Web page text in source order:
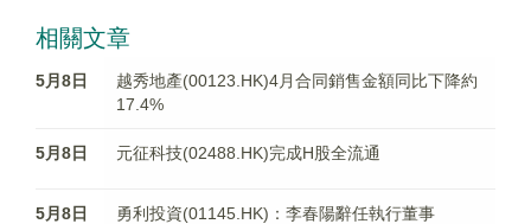
相關文章
5月8日
越秀地產(00123.HK)4月合同銷售金額同比下降約
17.4%
5月8日 元征科技(02488.HK)完成H股全流通
5月8日 勇利投資(01145.HK)：李春陽辭任執行董事